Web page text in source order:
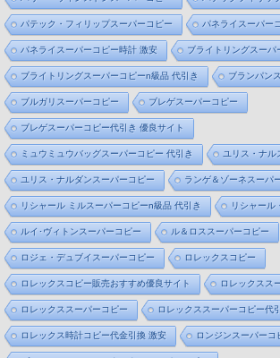
パテック・フィリップスーパーコピー パネライスーパー
パネライスーパーコピー時計 激安 ブライトリングスーパ
ブライトリングスーパーコピーn級品 代引き ブランパン
ブルガリスーパーコピー ブレゲスーパーコピー
ブレゲスーパーコピー代引き 優良サイト
ミュウミュウバッグスーパーコピー 代引き ユリス・ナル
ユリス・ナルダンスーパーコピー ランゲ＆ゾーネスーパ
リシャール ミルスーパーコピーn級品 代引き リシャール
ルイ･ヴィトンスーパーコピー ル＆ロススーパーコピー
ロジェ・デュブイスーパーコピー ロレックスコピー
ロレックスコピー販売おすすめ優良サイト ロレックスス
ロレックススーパーコピー ロレックススーパーコピー代
ロレックス時計コピー代金引換 激安 ロンジンスーパーコ